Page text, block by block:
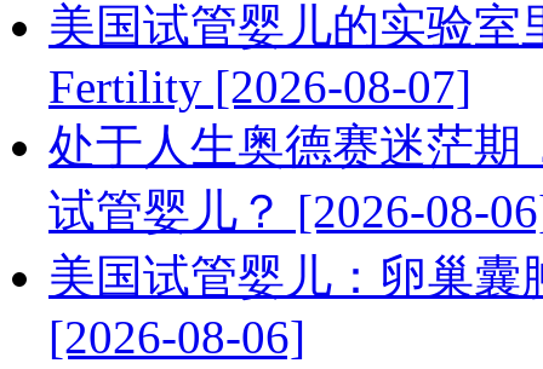
美国试管婴儿的实验室
Fertility [2026-08-07]
处于人生奥德赛迷茫期
试管婴儿？ [2026-08-
美国试管婴儿：卵巢
[2026-08-06]